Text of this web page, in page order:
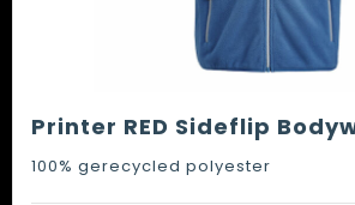
100% gerecycled polyester